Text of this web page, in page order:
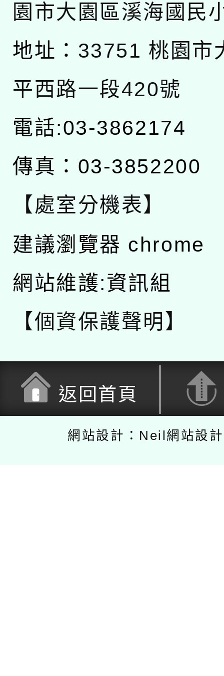
園市大園區溪海國民
地址： 33751 桃園市
平西路一段420號
電話:03-3862174
傳真：03-3852200
【處室分機表】
建議瀏覽器 chrome
網站維護:資訊組
【個資保護聲明】
返回首頁
網站設計：Neil網站設